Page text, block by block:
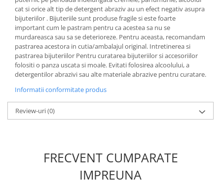
cat si orice alt tip de detergent abraziv au un efect negativ asupra
bijuteriilor . Bijuteriile sunt produse fragile si este foarte
important cum le pastram pentru ca acestea sa nu se
murdareasca sau sa se deterioreze. Pentru aceasta, recomandam
pastrarea acestora in cutia/ambalajul original. Intretinerea si
pastrarea bijuteriilor Pentru curatarea bijuteriilor si accesoriilor
folositi o panza uscata si moale. Evitati folosirea alcoolului, a
detergentilor abrazivi sau alte materiale abrazive pentru curatare.
Informatii conformitate produs
Review-uri(0)
FRECVENT CUMPARATE
IMPREUNA